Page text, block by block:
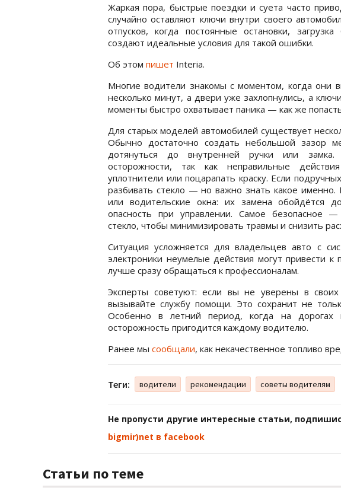
Жаркая пора, быстрые поездки и суета часто
случайно оставляют ключи внутри своего
отпусков, когда постоянные остановки,
создают идеальные условия для такой ошибки.
Об этом пишет Interia.
Многие водители знакомы с моментом, когда они
несколько минут, а двери уже захлопнулись, а
моменты быстро охватывает паника — как же
Для старых моделей автомобилей существует
Обычно достаточно создать небольшой зазор
дотянуться до внутренней ручки или
осторожности, так как неправильные
уплотнители или поцарапать краску. Если
разбивать стекло — но важно знать какое именно.
или водительские окна: их замена обойдётся
опасность при управлении. Самое безопасное —
стекло, чтобы минимизировать травмы и снизить
Ситуация усложняется для владельцев авто с
электроники неумелые действия могут привести к
лучше сразу обращаться к профессионалам.
Эксперты советуют: если вы не уверены в
вызывайте службу помощи. Это сохранит не
Особенно в летний период, когда на дорогах
осторожность пригодится каждому водителю.
Ранее мы сообщали, как некачественное топливо
Теги: водители рекомендации советы водителям
Не пропусти другие интересные статьи,
bigmir)net в facebook
Статьи по теме